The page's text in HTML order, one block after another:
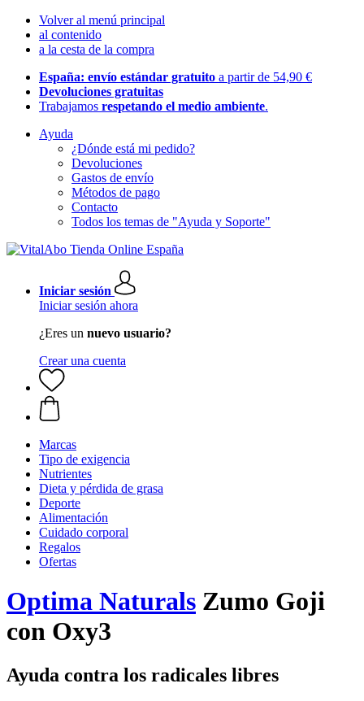
Volver al menú principal
al contenido
a la cesta de la compra
España: envío estándar gratuito a partir de 54,90 €
Devoluciones gratuitas
Trabajamos respetando el medio ambiente.
Ayuda
¿Dónde está mi pedido?
Devoluciones
Gastos de envío
Métodos de pago
Contacto
Todos los temas de "Ayuda y Soporte"
Iniciar sesión
Iniciar sesión ahora
¿Eres un nuevo usuario?
Crear una cuenta
Marcas
Tipo de exigencia
Nutrientes
Dieta y pérdida de grasa
Deporte
Alimentación
Cuidado corporal
Regalos
Ofertas
Optima Naturals Zumo Goji
con Oxy3
Ayuda contra los radicales libres